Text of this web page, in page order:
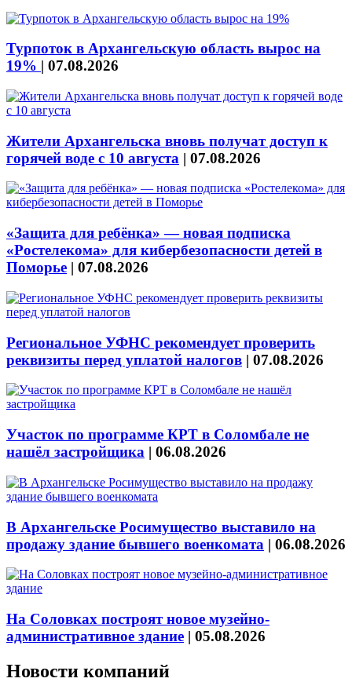
Турпоток в Архангельскую область вырос на
19% | 07.08.2026
Жители Архангельска вновь получат доступ к
горячей воде с 10 августа | 07.08.2026
«Защита для ребёнка» — новая подписка
«Ростелекома» для кибербезопасности детей в
Поморье | 07.08.2026
Региональное УФНС рекомендует проверить
реквизиты перед уплатой налогов | 07.08.2026
Участок по программе КРТ в Соломбале не
нашёл застройщика | 06.08.2026
В Архангельске Росимущество выставило на
продажу здание бывшего военкомата | 06.08.2026
На Соловках построят новое музейно-
административное здание | 05.08.2026
Новости компаний